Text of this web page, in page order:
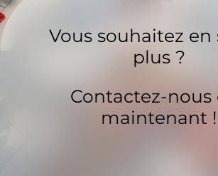
Vous souhaitez en
plus ?
Contactez-nous
maintenant !